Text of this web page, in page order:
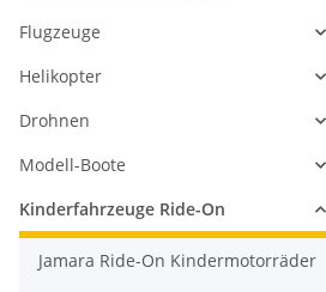
Flugzeuge
Helikopter
Drohnen
Modell-Boote
Kinderfahrzeuge Ride-On
Jamara Ride-On Kindermotorräder